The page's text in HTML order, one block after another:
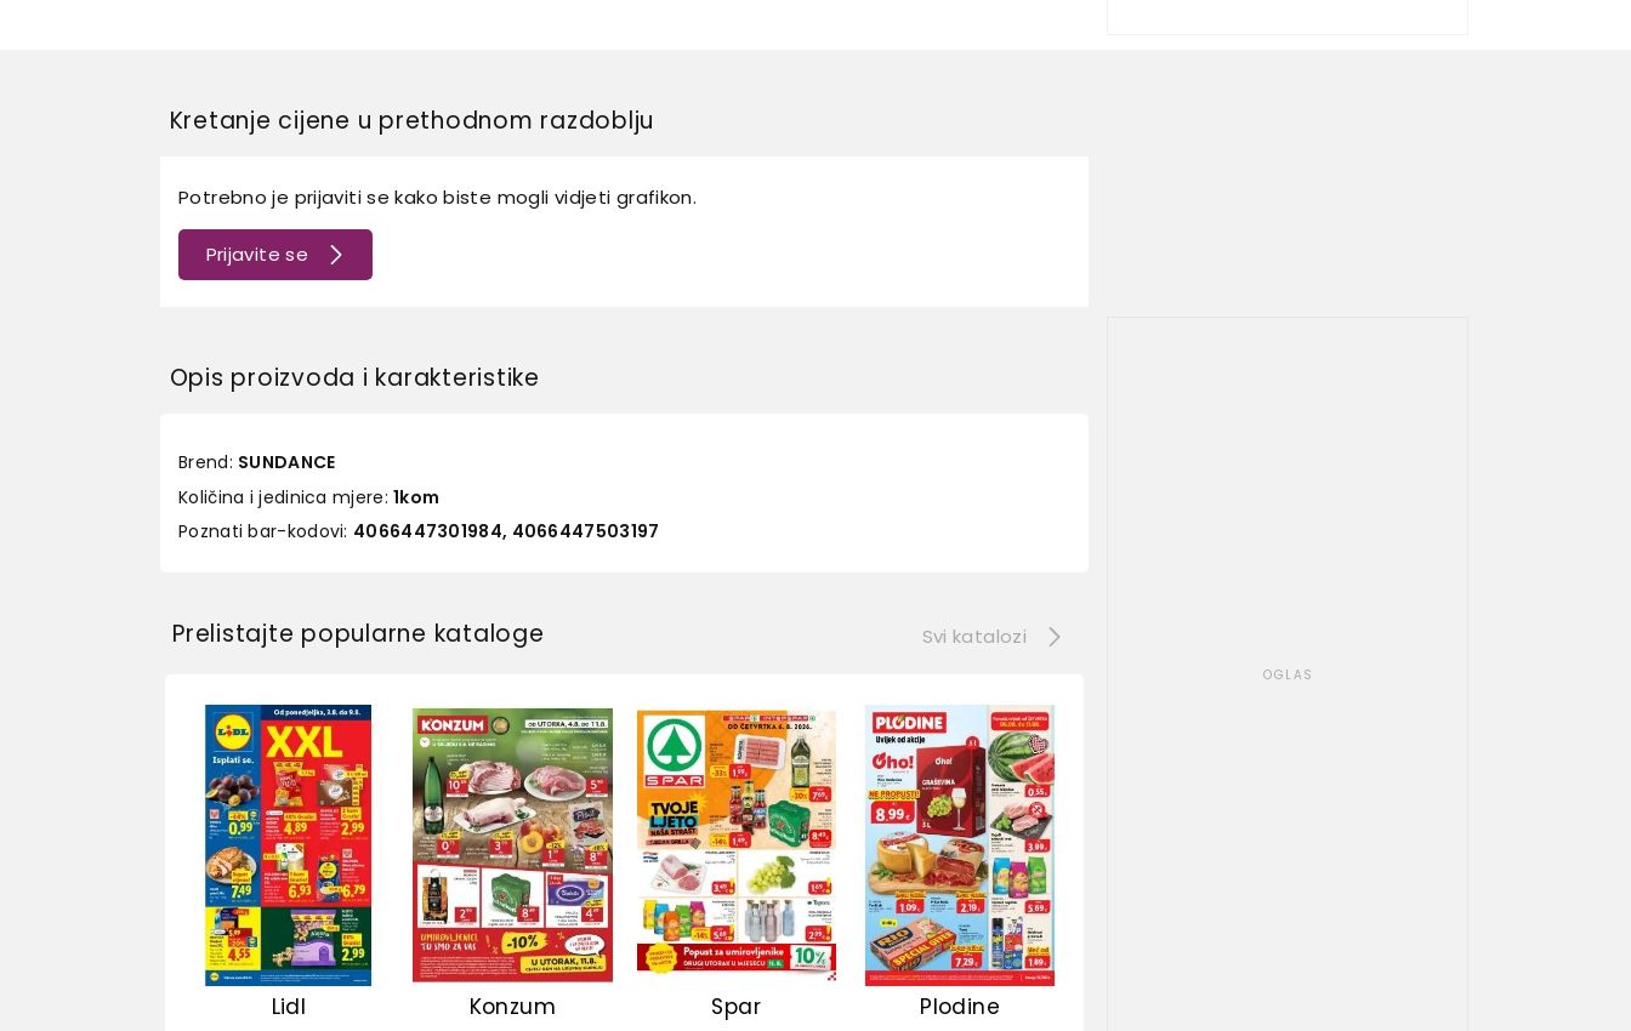
Kretanje cijene u prethodnom razdoblju
Potrebno je prijaviti se kako biste mogli vidjeti grafikon.
Prijavite se
Opis proizvoda i karakteristike
Brend: SUNDANCE
Količina i jedinica mjere:1kom
Poznati bar-kodovi: 4066447301984, 4066447503197
Prelistajte popularne kataloge Svi katalozi
Lidl Konzum Spar Plodine